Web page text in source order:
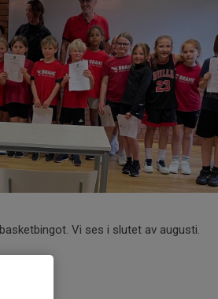
Vi ses i slutet av augusti.